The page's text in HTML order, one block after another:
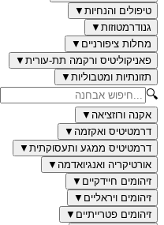
טיפולים והנחיות ▼
גנודרמטוזות ▼
מחלות ציפורניים ▼
פאניקוליטיס ורקמה תת-עורית ▼
תזונתיות ומטבוליות ▼
🔍
אקנה ורוזציאה ▼
דרמטיטיס ואקזמה ▼
דרמטיטיס ממגע ותעסוקתית ▼
אורטיקריה ואנגיואדמה ▼
זיהומים חיידקיים ▼
זיהומים ויראליים ▼
זיהומים פטרייתיים ▼